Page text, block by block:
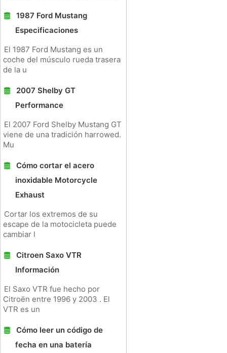
1987 Ford Mustang
Especificaciones
El 1987 Ford Mustang es un
coche del músculo rueda trasera
de la u
2007 Shelby GT
Performance
El 2007 Ford Shelby Mustang GT
viene de una tradición harrowed.
Mu
Cómo cortar el acero
inoxidable Motorcycle
Exhaust
Cortar los extremos de su
escape de la motocicleta puede
cambiar l
Citroen Saxo VTR
Información
El Saxo VTR fue hecho por
Citroën entre 1996 y 2003 . El
VTR es un
Cómo leer un código de
fecha en una batería